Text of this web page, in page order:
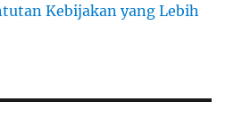
Kebijakan yang Lebih